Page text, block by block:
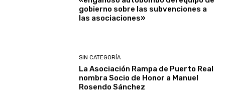
gobierno sobre las subvenciones a
las asociaciones»
SIN CATEGORÍA
La Asociación Rampa de Puerto Real
nombra Socio de Honor a Manuel
Rosendo Sánchez